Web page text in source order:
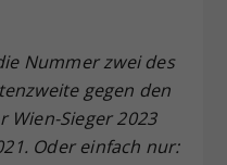
Nummer zwei des
gegen den
Sieger 2023
Oder einfach nur:
ID, für die
Ihrer
falls der
dies eingestellt